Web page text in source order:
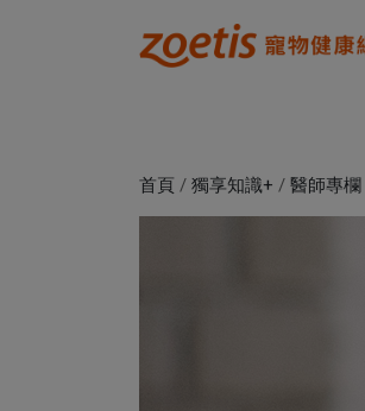
首頁 / 獨享知識+ / 醫師專欄